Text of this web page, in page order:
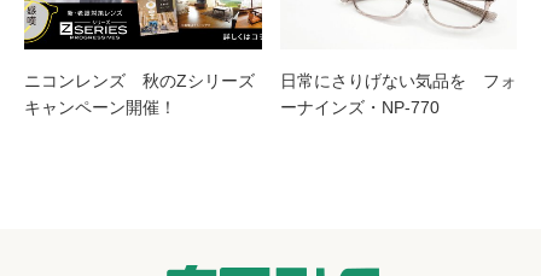
ニコンレンズ 秋のZシリーズ
キャンペーン開催！
日常にさりげない気品を フォ
ーナインズ・NP-770